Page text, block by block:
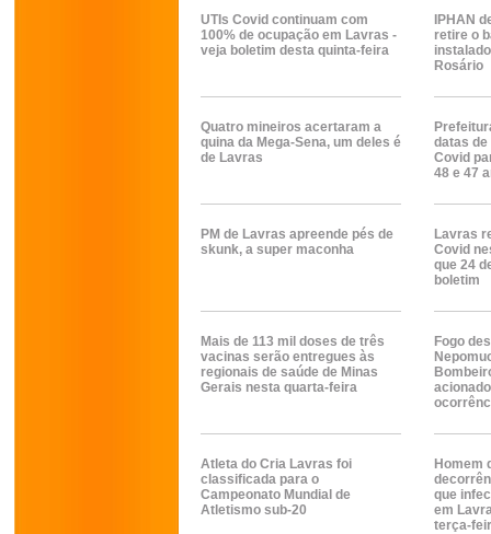
UTIs Covid continuam com
100% de ocupação em Lavras -
veja boletim desta quinta-feira
IPHAN
retire o
Rosário
Quatro mineiros acertaram a
quina da Mega-Sena, um deles é
de Lavras
datas
Covid
48 e 47
PM de Lavras apreende pés de
skunk, a super maconha
Lavras
Covid
que 24
boletim
Mais de 113 mil doses de três
vacinas serão entregues às
regionais de saúde de Minas
Gerais nesta quarta-feira
Fogo
Atleta do Cria Lavras foi
classificada para o
Campeonato Mundial de
Atletismo sub-20
Homem
que
em
terça-